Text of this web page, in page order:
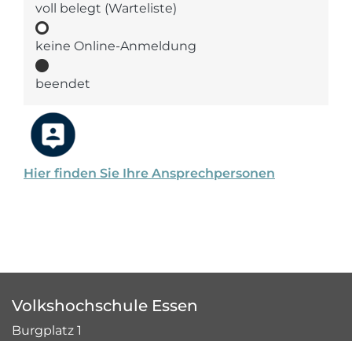
Hier finden Sie Ihre Ansprechpersonen
voll belegt (Warteliste)
keine Online-Anmeldung
beendet
Volkshochschule Essen
Burgplatz 1